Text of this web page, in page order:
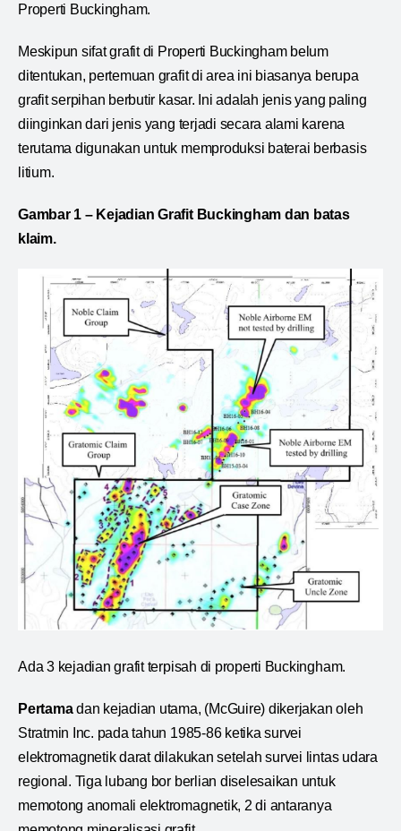
Properti Buckingham.
Meskipun sifat grafit di Properti Buckingham belum
ditentukan, pertemuan grafit di area ini biasanya berupa
grafit serpihan berbutir kasar. Ini adalah jenis yang paling
diinginkan dari jenis yang terjadi secara alami karena
terutama digunakan untuk memproduksi baterai berbasis
litium.
Gambar 1 – Kejadian Grafit Buckingham dan batas
klaim.
Ada 3 kejadian grafit terpisah di properti Buckingham.
Pertamadan kejadian utama, (McGuire) dikerjakan oleh
Stratmin Inc. pada tahun 1985-86 ketika survei
elektromagnetik darat dilakukan setelah survei lintas udara
regional. Tiga lubang bor berlian diselesaikan untuk
memotong anomali elektromagnetik, 2 di antaranya